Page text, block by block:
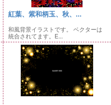
紅葉、紫和柄玉、秋、...
和風背景イラストです。 ベクターは
統合されてます。E...